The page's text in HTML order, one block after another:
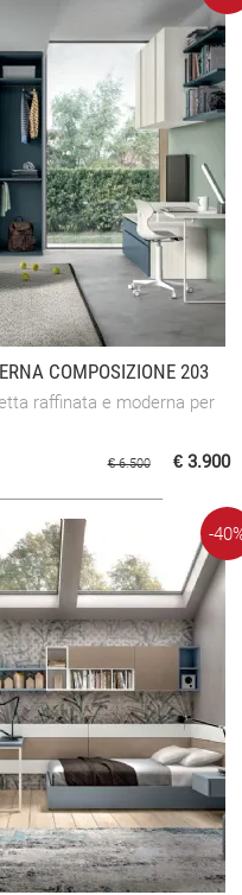
COMPOSIZIONE 203
raffinata e moderna per
€ 6.500 € 3.900
-